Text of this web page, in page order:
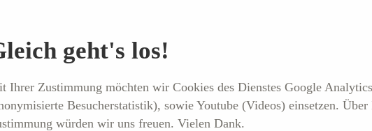
geht's los!
Ihrer Zustimmung möchten wir Cookies des Dienstes Google Analytics
Besucherstatistik), sowie Youtube (Videos) einsetzen. Über
würden wir uns freuen. Vielen Dank.